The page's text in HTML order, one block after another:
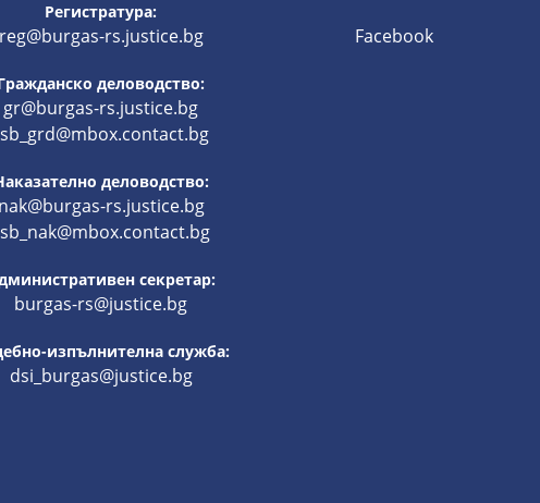
Регистратура:
reg@burgas-rs.justice.bg
деловодство:
gr@burgas-rs.justice.bg
деловодство:
nak@burgas-rs.justice.bg
секретар:
burgas-rs@justice.bg
изпълнителна служба:
dsi_burgas@justice.bg
Facebook